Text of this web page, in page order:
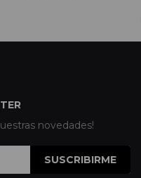
novedades!
SUSCRIBIRME